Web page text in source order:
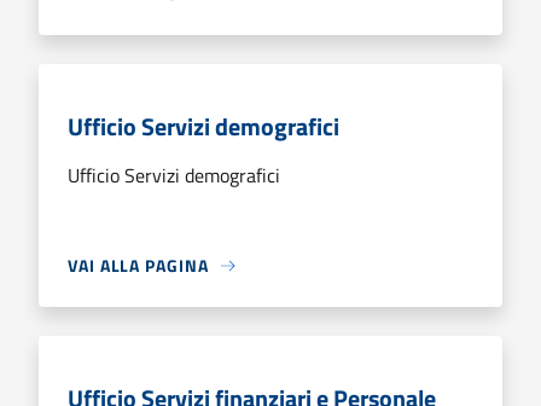
Ufficio Servizi demografici
Ufficio Servizi demografici
VAI ALLA PAGINA
Ufficio Servizi finanziari e Personale